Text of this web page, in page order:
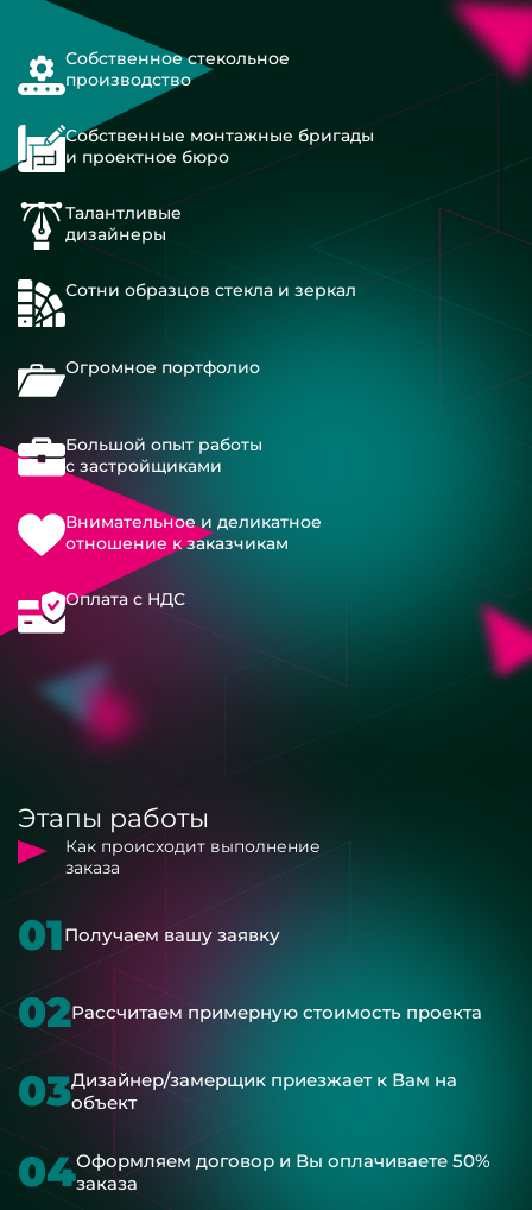
Собственное стекольное
производство
Собственные монтажные бригады
и проектное бюро
Талантливые
дизайнеры
Сотни образцов стекла и зеркал
Огромное портфолио
Большой опыт работы
с застройщиками
Внимательное и деликатное
отношение к заказчикам
Оплата с НДС
Этапы работы
Как происходит выполнение
заказа
01Получаем вашу заявку
02Рассчитаем примерную стоимость проекта
03Дизайнер/замерщик приезжает к Вам на
объект
04Оформляем договор и Вы оплачиваете 50%
заказа